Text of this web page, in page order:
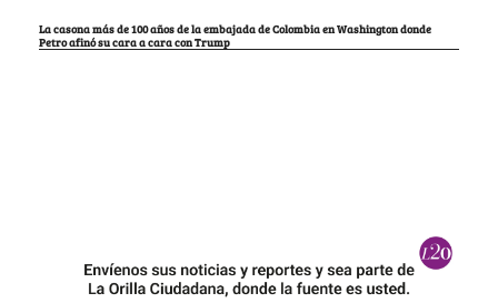
La casona más de 100 años de la embajada de Colombia en Washington donde
Petro afinó su cara a cara con Trump